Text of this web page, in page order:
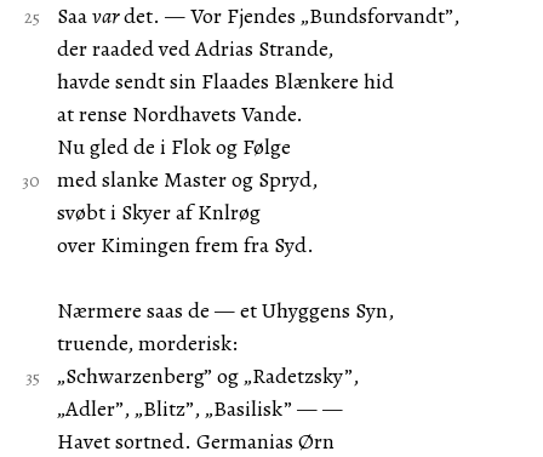
Saavardet. — Vor Fjendes „Bundsforvandt”,
der raaded ved Adrias Strande,
havde sendt sin Flaades Blænkere hid
at rense Nordhavets Vande.
Nu gled de i Flok og Følge
med slanke Master og Spryd,
svøbt i Skyer af Knlrøg
over Kimingen frem fra Syd.
Nærmere saas de — et Uhyggens Syn,
truende, morderisk:
„Schwarzenberg” og „Radetzsky”,
„Adler”, „Blitz”, „Basilisk” — —
Havet sortned. Germanias Ørn